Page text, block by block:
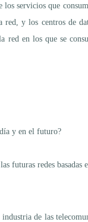
servicios que
red, y los centros de
en los que se
y en el futuro?
futuras redes
de las